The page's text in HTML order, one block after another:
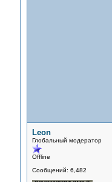
Leon
Глобальный модератор
Offline
Сообщений: 6,482